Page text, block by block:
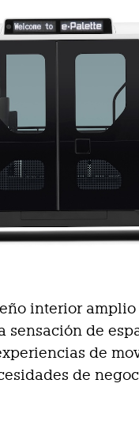
interior
sensación de
de
de